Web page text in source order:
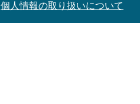
個人情報の取り扱いについて